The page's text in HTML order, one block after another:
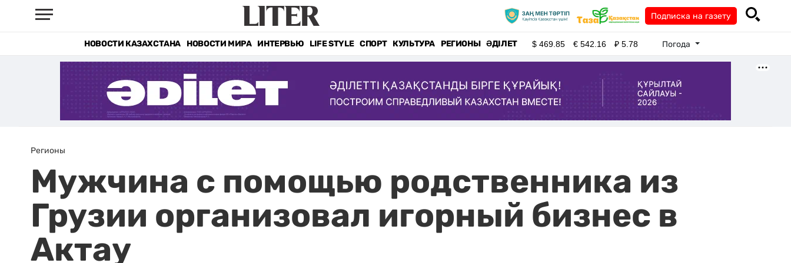
Подписка на газету
НОВОСТИ КАЗАХСТАНА НОВОСТИ МИРА ИНТЕРВЬЮ LIFE STYLE СПОРТ КУЛЬТУРА РЕГИОНЫ ӘДІЛЕТ $469.85 €542.16 ₽5.78 Погода
Регионы
Мужчина с помощью родственника из
Грузии организовал игорный бизнес в
Актау